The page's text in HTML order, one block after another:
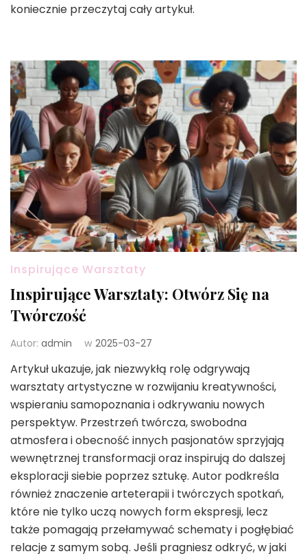
koniecznie przeczytaj cały artykuł.
Inspirujące Warsztaty
Inspirujące Warsztaty: Otwórz Się na
Twórczość
Autor: admin w 2025-03-27
Artykuł ukazuje, jak niezwykłą rolę odgrywają
warsztaty artystyczne w rozwijaniu kreatywności,
wspieraniu samopoznania i odkrywaniu nowych
perspektyw. Przestrzeń twórcza, swobodna
atmosfera i obecność innych pasjonatów sprzyjają
wewnętrznej transformacji oraz inspirują do dalszej
eksploracji siebie poprzez sztukę. Autor podkreśla
również znaczenie arteterapii i twórczych spotkań,
które nie tylko uczą nowych form ekspresji, lecz
także pomagają przełamywać schematy i pogłębiać
relacje z samym sobą. Jeśli pragniesz odkryć, w jaki